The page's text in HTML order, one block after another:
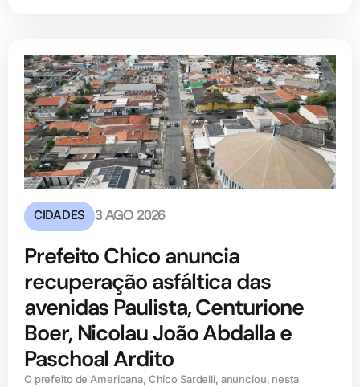
CIDADES 3 AGO 2026
Prefeito Chico anuncia
recuperação asfáltica das
avenidas Paulista, Centurione
Boer, Nicolau João Abdalla e
Paschoal Ardito
O prefeito de Americana, Chico Sardelli, anunciou, nesta